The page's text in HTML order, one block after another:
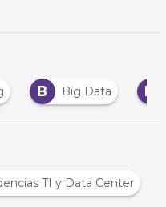
B Big Data D
TI y Data Center